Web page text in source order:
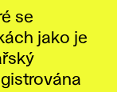
se
jako je